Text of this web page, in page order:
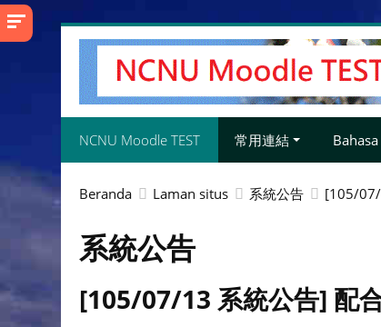
Lewati
NCNU Moodle TEST 常用連結
Beranda Laman situs 系統公告 [105/07/
系統公告
[105/07/13 系統公告] 配